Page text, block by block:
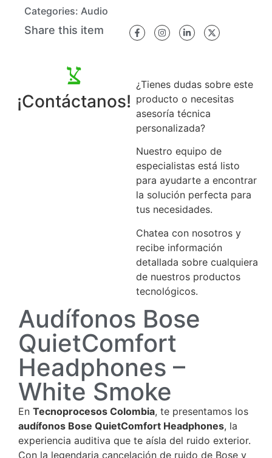
¡Contáctanos!
¿Tienes dudas sobre este
producto o necesitas
asesoría técnica
personalizada?
Nuestro equipo de
especialistas está listo
para ayudarte a encontrar
la solución perfecta para
tus necesidades.
Chatea con nosotros y
recibe información
detallada sobre cualquiera
de nuestros productos
tecnológicos.
Audífonos Bose
QuietComfort
Headphones –
White Smoke
En Tecnoprocesos Colombia, te presentamos los
audífonos Bose QuietComfort Headphones, la
experiencia auditiva que te aísla del ruido exterior.
Con la legendaria cancelación de ruido de Bose y
Categories: Audio
Share this item